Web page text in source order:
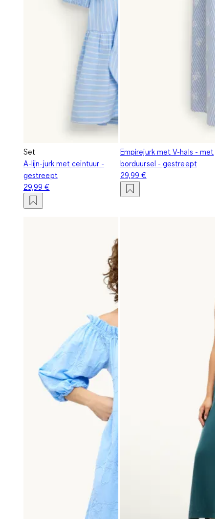
Set
A-lijn-jurk met ceintuur -
gestreept
29,99 €
Empirejurk met V-hals - met
borduursel - gestreept
29,99 €